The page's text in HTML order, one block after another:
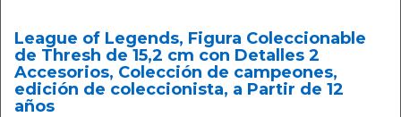
League of Legends, Figura Coleccionable
de Thresh de 15,2 cm con Detalles 2
Accesorios, Colección de campeones,
edición de coleccionista, a Partir de 12
años